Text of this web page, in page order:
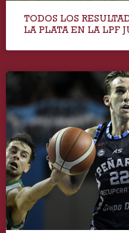
TODOS LOS
LA PLATA EN LA LPF